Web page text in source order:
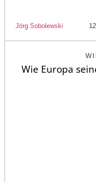
Jörg Sobolewski 12
Wie Europa